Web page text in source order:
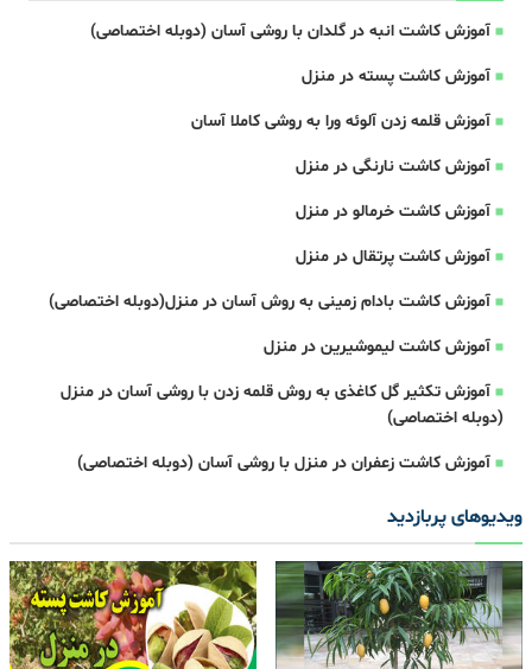
آموزش کاشت انبه در گلدان با روشی آسان (دوبله اختصاصی)
آموزش کاشت پسته در منزل
آموزش قلمه زدن آلوئه ورا به روشی کاملا آسان
آموزش کاشت نارنگی در منزل
آموزش کاشت خرمالو در منزل
آموزش کاشت پرتقال در منزل
آموزش کاشت بادام زمینی به روش آسان در منزل(دوبله اختصاصی)
آموزش کاشت لیموشیرین در منزل
آموزش تکثیر گل کاغذی به روش قلمه زدن با روشی آسان در منزل
(دوبله اختصاصی)
آموزش کاشت زعفران در منزل با روشی آسان (دوبله اختصاصی)
ویدیوهای پربازدید